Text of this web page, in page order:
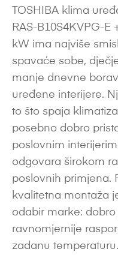
TOSHIBA klima
RAS-B10S4KVPG-E
kW ima najviše
spavaće sobe,
manje dnevne
uređene interijere.
to što spaja
posebno dobro
poslovnim
odgovara širokom
poslovnih primjena.
kvalitetna montaža
odabir marke:
ravnomjernije
zadanu temperaturu.